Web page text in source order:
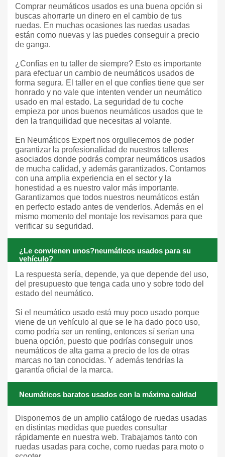
Comprar neumáticos usados es una buena opción si
buscas ahorrarte un dinero en el cambio de tus
ruedas. En muchas ocasiones las ruedas usadas
están como nuevas y las puedes conseguir a precio
de ganga.
¿Confías en tu taller de siempre? Esto es importante
para efectuar un cambio de neumáticos usados de
forma segura. El taller en el que confíes tiene que ser
honrado y no vale que intenten vender un neumático
usado en mal estado. La seguridad de tu coche
empieza por unos buenos neumáticos usados que te
den la tranquilidad que necesitas al volante.
En Neumáticos Expert nos orgullecemos de poder
garantizar la profesionalidad de nuestros talleres
asociados donde podrás comprar neumáticos usados
de mucha calidad, y además garantizados. Contamos
con una amplia experiencia en el sector y la
honestidad a es nuestro valor más importante.
Garantizamos que todos nuestros neumáticos están
en perfecto estado antes de venderlos. Además en el
mismo momento del montaje los revisamos para que
verificar su seguridad.
¿Le convienen unos?neumáticos usados para su
vehículo?
La respuesta sería, depende, ya que depende del uso,
del presupuesto que tenga cada uno y sobre todo del
estado del neumático.
Si el neumático usado está muy poco usado porque
viene de un vehículo al que se le ha dado poco uso,
como podría ser un renting, entonces sí serían una
buena opción, puesto que podrías conseguir unos
neumáticos de alta gama a precio de los de otras
marcas no tan conocidas. Y además tendrías la
garantía oficial de la marca.
Neumáticos baratos usados con la máxima calidad
Disponemos de un amplio catálogo de ruedas usadas
en distintas medidas que puedes consultar
rápidamente en nuestra web. Trabajamos tanto con
ruedas usadas para coche, como ruedas para moto o